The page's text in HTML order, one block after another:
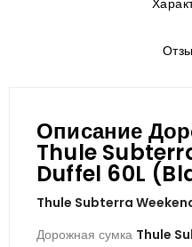
Описание
Thule
Duffel 60L
Thule Subterra
Дорожная сумка Thule